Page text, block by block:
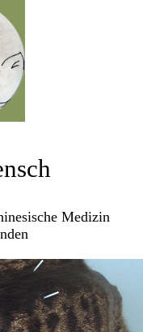
Medizin